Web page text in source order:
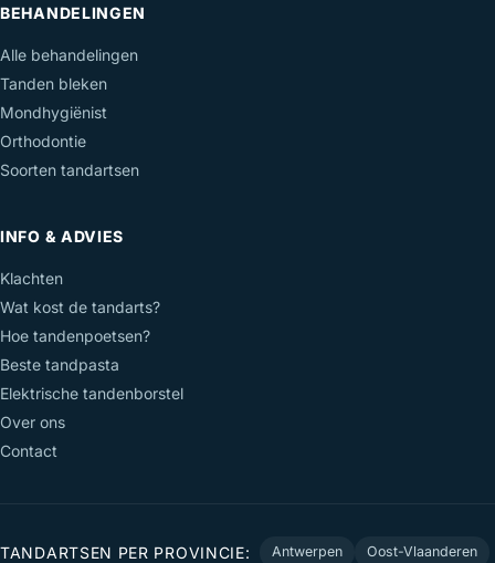
BEHANDELINGEN
Alle behandelingen
Tanden bleken
Mondhygiënist
Orthodontie
Soorten tandartsen
INFO & ADVIES
Klachten
Wat kost de tandarts?
Hoe tandenpoetsen?
Beste tandpasta
Elektrische tandenborstel
Over ons
Contact
TANDARTSEN PER PROVINCIE: Antwerpen
Oost-Vlaanderen